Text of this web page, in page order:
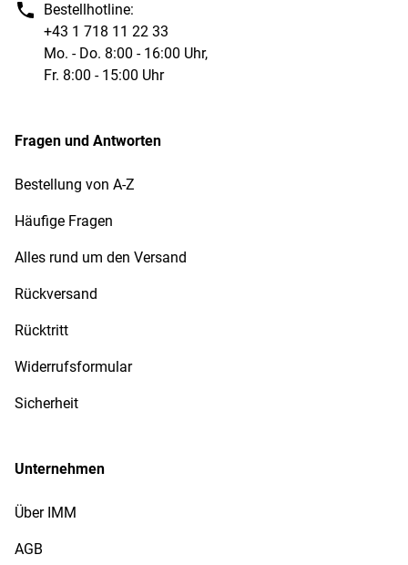
Bestellhotline:
+43 1 718 11 22 33
Mo. - Do. 8:00 - 16:00 Uhr,
Fr. 8:00 - 15:00 Uhr
Fragen und Antworten
Bestellung von A-Z
Häufige Fragen
Alles rund um den Versand
Rückversand
Rücktritt
Widerrufsformular
Sicherheit
Unternehmen
Über IMM
AGB